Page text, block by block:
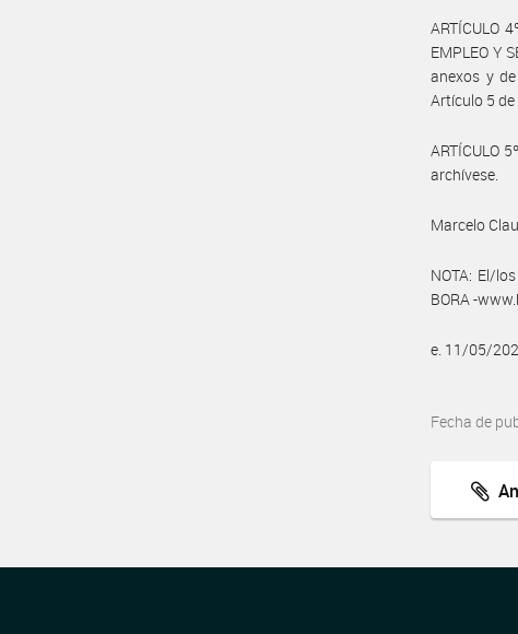
ARTÍCULO
EMPLEO Y
anexos y
Artículo 5 de
ARTÍCULO
archívese.
Marcelo
NOTA: El/
BORA -
e. 11/05/
Fecha de